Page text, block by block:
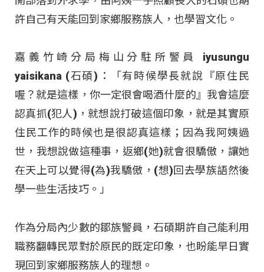
許自己有天能回到家鄉服務族人，也學習文化。
嘉義竹崎分局梅山分駐所警員 iyusungu
yaisikana (石碩)：「有時候學長就說『原住民
喔？就是這樣，你一定很會喝酒什麼的』我會這麼
認真抓(犯人)，就想說打破這個印象，就是其實原
住民工作的時候也是很認真這樣；因為我阿姨過
世，我想說做這種事，返鄉(她)就會很驕傲，讓她
在天上可以覺得(為)我驕傲，(想)回去學族語然後
學一些生活技巧。」
作為分局內少數的鄒族警員，石碩期許自己能利用
職務翻轉民眾對於原民的既定印象，也盼能早日實
現回到家鄉服務族人的理想。